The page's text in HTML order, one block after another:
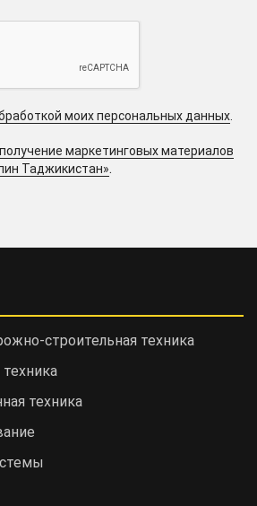
моих персональных данных
маркетинговых материалов
Таджикистан».
cтроительная техника
техника